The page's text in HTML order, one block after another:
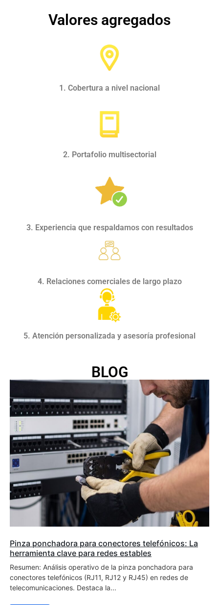
Valores agregados
1. Cobertura a nivel nacional
2. Portafolio multisectorial
3. Experiencia que respaldamos con resultados
4. Relaciones comerciales de largo plazo
5. Atención personalizada y asesoría profesional
BLOG
Pinza ponchadora para conectores telefónicos: La
herramienta clave para redes estables
Resumen: Análisis operativo de la pinza ponchadora para
conectores telefónicos (RJ11, RJ12 y RJ45) en redes de
telecomunicaciones. Destaca la...